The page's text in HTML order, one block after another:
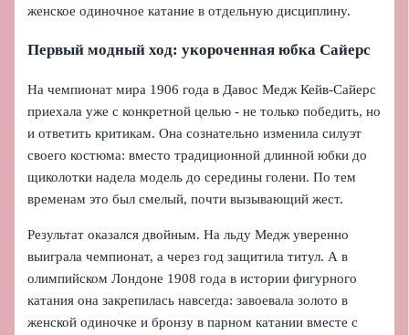
женское одиночное катание в отдельную дисциплину.
Первый модный ход: укороченная юбка Сайерс
На чемпионат мира 1906 года в Давос Медж Кейв-Сайерс
приехала уже с конкретной целью - не только победить, но
и ответить критикам. Она сознательно изменила силуэт
своего костюма: вместо традиционной длинной юбки до
щиколотки надела модель до середины голени. По тем
временам это был смелый, почти вызывающий жест.
Результат оказался двойным. На льду Медж уверенно
выиграла чемпионат, а через год защитила титул. А в
олимпийском Лондоне 1908 года в истории фигурного
катания она закрепилась навсегда: завоевала золото в
женской одиночке и бронзу в парном катании вместе с